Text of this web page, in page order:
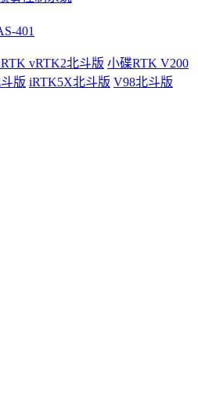
401
vRTK2北斗版 小碟RTK V200
版 iRTK5X北斗版 V98北斗版